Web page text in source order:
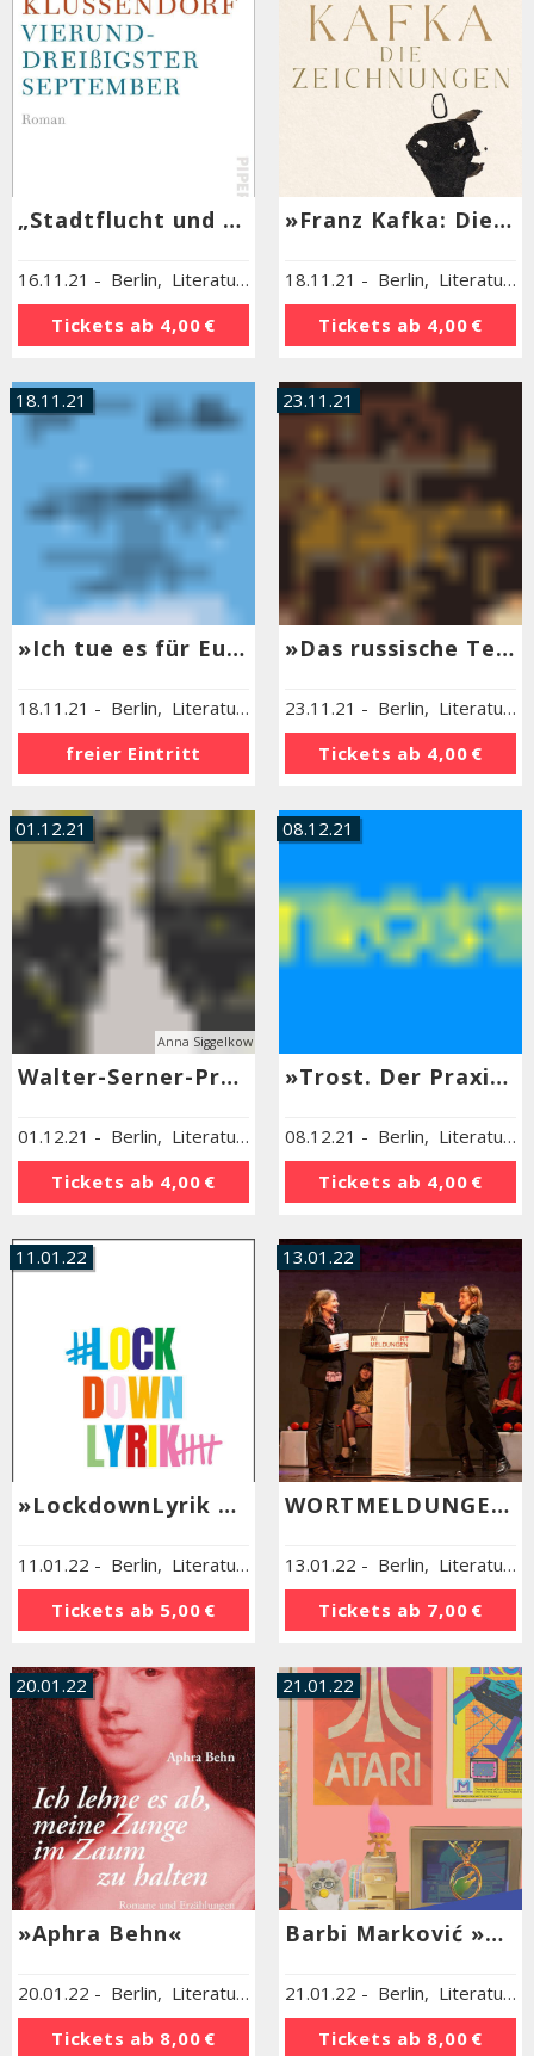
„Stadtflucht und Landluft“
16.11.21 - Berlin, Literaturhaus Berlin
Tickets ab 4,00 €
»Franz Kafka: Die Zeichnungen«
18.11.21 - Berlin, Literaturhaus Berlin
Tickets ab 4,00 €
18.11.21
»Ich tue es für Euch«
18.11.21 - Berlin, Literaturhaus Berlin
freier Eintritt
23.11.21
»Das russische Testament«
23.11.21 - Berlin, Literaturhaus Berlin
Tickets ab 4,00 €
01.12.21
Anna Siggelkow
Walter-Serner-Preis für Kurzgeschichten 2021
01.12.21 - Berlin, Literaturhaus Berlin
Tickets ab 4,00 €
08.12.21
»Trost. Der Praxistest«
08.12.21 - Berlin, Literaturhaus Berlin
Tickets ab 4,00 €
11.01.22
»LockdownLyrik Kids«
11.01.22 - Berlin, Literaturhaus Berlin
Tickets ab 5,00 €
13.01.22
WORTMELDUNGEN – Der Literaturpreis für kritische Kurztexte »Literatur und Klimawandel«
13.01.22 - Berlin, Literaturhaus Berlin
Tickets ab 7,00 €
20.01.22
»Aphra Behn«
20.01.22 - Berlin, Literaturhaus Berlin
Tickets ab 8,00 €
21.01.22
Barbi Marković »Die verschissene Zeit«
21.01.22 - Berlin, Literaturhaus Berlin
Tickets ab 8,00 €